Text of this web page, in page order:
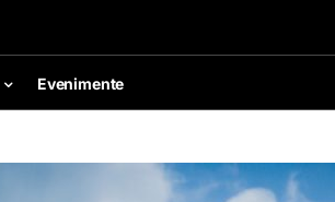
Evenimente